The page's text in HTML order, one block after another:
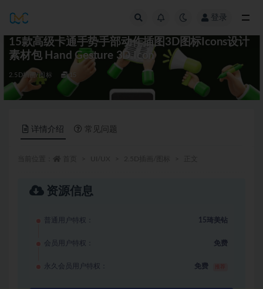
登录
15款高级卡通手势手部动作插图3D图标Icons设计
素材包 Hand Gesture 3D Icon
2.5D插画/图标 15
详情介绍 常见问题
资源信息
普通用户特权： 15琦美钻
会员用户特权： 免费
永久会员用户特权： 免费